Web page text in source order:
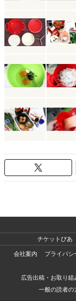
チケットぴあ
会社案内
プライバシ
広告出稿・お取り
一般の読者の